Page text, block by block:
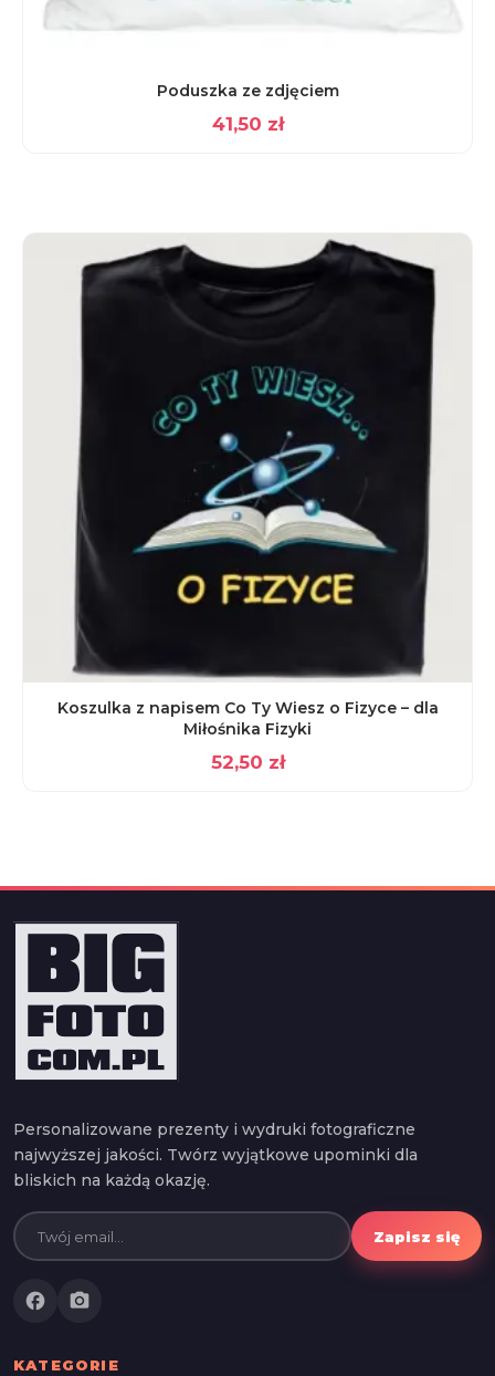
Poduszka ze zdjęciem
41,50 zł
Koszulka z napisem Co Ty Wiesz o Fizyce – dla
Miłośnika Fizyki
52,50 zł
Personalizowane prezenty i wydruki fotograficzne
najwyższej jakości. Twórz wyjątkowe upominki dla
bliskich na każdą okazję.
Zapisz się
facebook photo_camera
KATEGORIE